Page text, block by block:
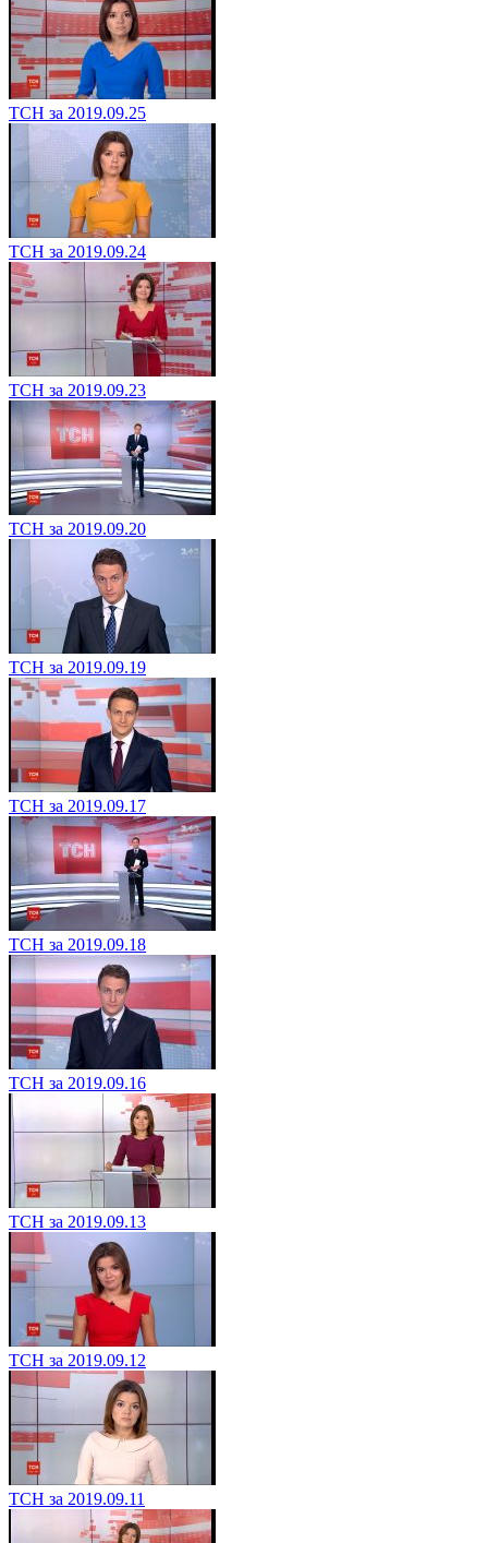
ТСН за 2019.09.25
ТСН за 2019.09.24
ТСН за 2019.09.23
ТСН за 2019.09.20
ТСН за 2019.09.19
ТСН за 2019.09.17
ТСН за 2019.09.18
ТСН за 2019.09.16
ТСН за 2019.09.13
ТСН за 2019.09.12
ТСН за 2019.09.11